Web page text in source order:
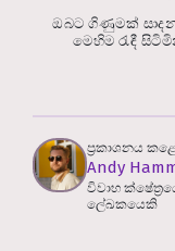
ඔබට ගිණුමක්
මෙහිම රැඳී
ප්‍රකාශනය
Andy
විවාහ
ලේඛකයෙකි